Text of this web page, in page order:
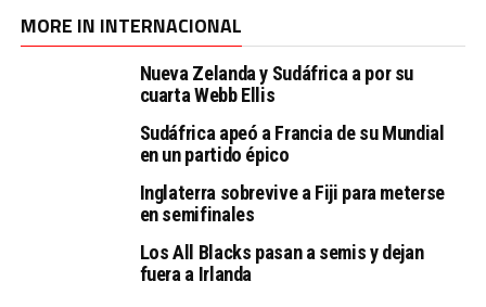
MORE IN INTERNACIONAL
Nueva Zelanda y Sudáfrica a por su
cuarta Webb Ellis
Sudáfrica apeó a Francia de su Mundial
en un partido épico
Inglaterra sobrevive a Fiji para meterse
en semifinales
Los All Blacks pasan a semis y dejan
fuera a Irlanda